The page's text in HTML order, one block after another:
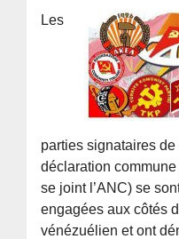
Les
parties signataires de
déclaration
se joint l’ANC) se
engagées aux côtés
vénézuélien et ont